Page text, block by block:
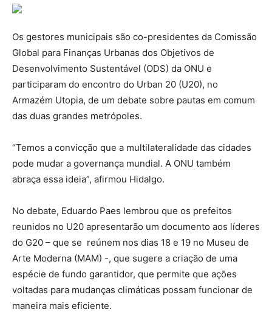
Os gestores municipais são co-presidentes da Comissão
Global para Finanças Urbanas dos Objetivos de
Desenvolvimento Sustentável (ODS) da ONU e
participaram do encontro do Urban 20 (U20), no
Armazém Utopia, de um debate sobre pautas em comum
das duas grandes metrópoles.
“Temos a convicção que a multilateralidade das cidades
pode mudar a governança mundial. A ONU também
abraça essa ideia”, afirmou Hidalgo.
No debate, Eduardo Paes lembrou que os prefeitos
reunidos no U20 apresentarão um documento aos líderes
do G20 – que se reúnem nos dias 18 e 19 no Museu de
Arte Moderna (MAM) -, que sugere a criação de uma
espécie de fundo garantidor, que permite que ações
voltadas para mudanças climáticas possam funcionar de
maneira mais eficiente.